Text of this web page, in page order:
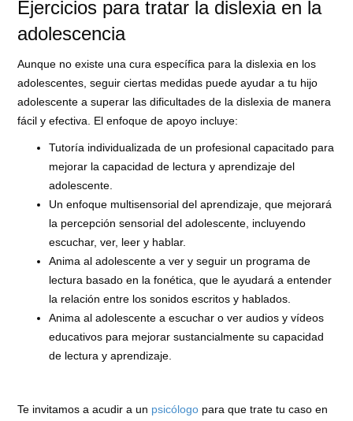
Ejercicios para tratar la dislexia en la
adolescencia
Aunque no existe una cura específica para la dislexia en los
adolescentes, seguir ciertas medidas puede ayudar a tu hijo
adolescente a superar las dificultades de la dislexia de manera
fácil y efectiva. El enfoque de apoyo incluye:
Tutoría individualizada de un profesional capacitado para
mejorar la capacidad de lectura y aprendizaje del
adolescente.
Un enfoque multisensorial del aprendizaje, que mejorará
la percepción sensorial del adolescente, incluyendo
escuchar, ver, leer y hablar.
Anima al adolescente a ver y seguir un programa de
lectura basado en la fonética, que le ayudará a entender
la relación entre los sonidos escritos y hablados.
Anima al adolescente a escuchar o ver audios y vídeos
educativos para mejorar sustancialmente su capacidad
de lectura y aprendizaje.
Te invitamos a acudir a un psicólogo para que trate tu caso en